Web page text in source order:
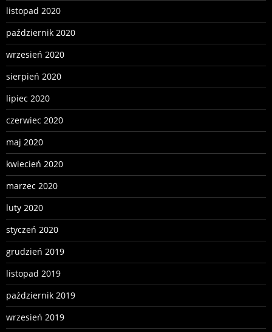
listopad 2020
październik 2020
wrzesień 2020
sierpień 2020
lipiec 2020
czerwiec 2020
maj 2020
kwiecień 2020
marzec 2020
luty 2020
styczeń 2020
grudzień 2019
listopad 2019
październik 2019
wrzesień 2019